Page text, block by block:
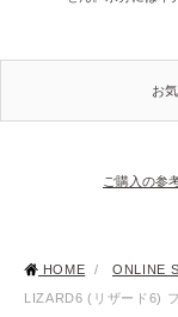
お
ご購入の参
HOME / ONLINE
LIZARD6 (リザード6)